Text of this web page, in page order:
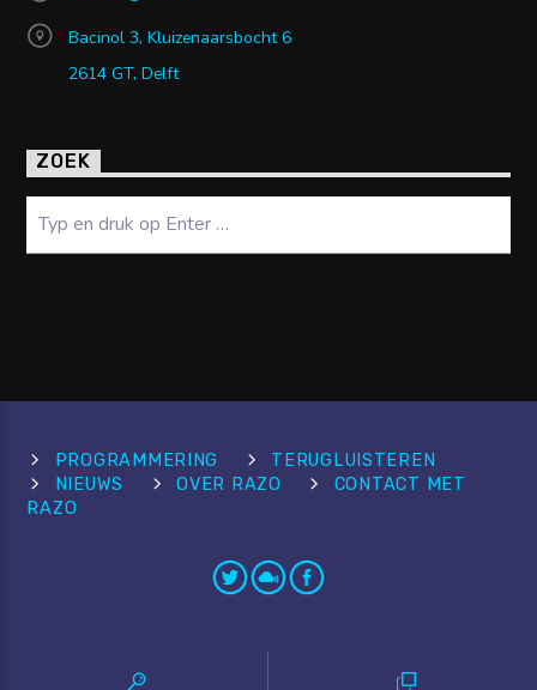
Bacinol 3, Kluizenaarsbocht 6
2614 GT, Delft
ZOEK
PROGRAMMERING
TERUGLUISTEREN
NIEUWS
OVER RAZO
CONTACT MET
RAZO